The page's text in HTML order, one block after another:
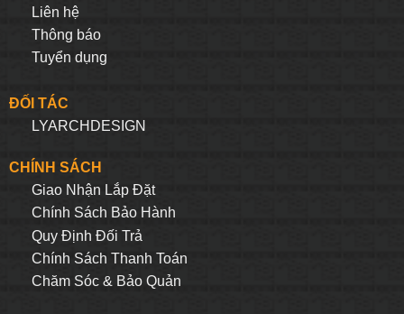
Liên hệ
Thông báo
Tuyển dụng
ĐỐI TÁC
LYARCHDESIGN
CHÍNH SÁCH
Giao Nhận Lắp Đặt
Chính Sách Bảo Hành
Quy Định Đối Trả
Chính Sách Thanh Toán
Chăm Sóc & Bảo Quản